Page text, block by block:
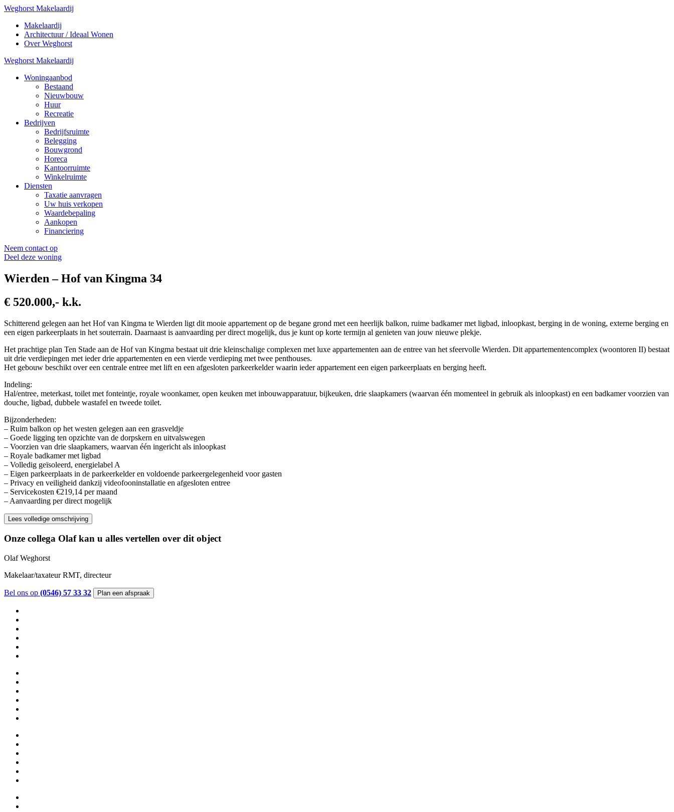
Weghorst Makelaardij
Makelaardij
Architectuur / Ideaal Wonen
Over Weghorst
Weghorst Makelaardij
Woningaanbod
Bestaand
Nieuwbouw
Huur
Recreatie
Bedrijven
Bedrijfsruimte
Belegging
Bouwgrond
Horeca
Kantoorruimte
Winkelruimte
Diensten
Taxatie aanvragen
Uw huis verkopen
Waardebepaling
Aankopen
Financiering
Neem contact op
Deel deze woning
Wierden – Hof van Kingma 34
€ 520.000,- k.k.
Schitterend gelegen aan het Hof van Kingma te Wierden ligt dit mooie appartement op de begane grond met een heerlijk balkon, ruime badkamer met ligbad, inloopkast, berging in de woning, externe berging en
een eigen parkeerplaats in het souterrain. Daarnaast is aanvaarding per direct mogelijk, dus je kunt op korte termijn al genieten van jouw nieuwe plekje.
Het prachtige plan Ten Stade aan de Hof van Kingma bestaat uit drie kleinschalige complexen met luxe appartementen aan de entree van het sfeervolle Wierden. Dit appartementencomplex (woontoren II) bestaat
uit drie verdiepingen met ieder drie appartementen en een vierde verdieping met twee penthouses.
Het gebouw beschikt over een centrale entree met lift en een afgesloten parkeerkelder waarin ieder appartement een eigen parkeerplaats en berging heeft.
Indeling:
Hal/entree, meterkast, toilet met fonteintje, royale woonkamer, open keuken met inbouwapparatuur, bijkeuken, drie slaapkamers (waarvan één momenteel in gebruik als inloopkast) en een badkamer voorzien van
douche, ligbad, dubbele wastafel en tweede toilet.
Bijzonderheden:
– Ruim balkon op het westen gelegen aan een grasveldje
– Goede ligging ten opzichte van de dorpskern en uitvalswegen
– Voorzien van drie slaapkamers, waarvan één ingericht als inloopkast
– Royale badkamer met ligbad
– Volledig geïsoleerd, energielabel A
– Eigen parkeerplaats in de parkeerkelder en voldoende parkeergelegenheid voor gasten
– Privacy en veiligheid dankzij videofooninstallatie en afgesloten entree
– Servicekosten €219,14 per maand
– Aanvaarding per direct mogelijk
Lees volledige omschrijving
Onze collega Olaf kan u alles vertellen over dit object
Olaf Weghorst
Makelaar/taxateur RMT, directeur
Bel ons op (0546) 57 33 32 Plan een afspraak